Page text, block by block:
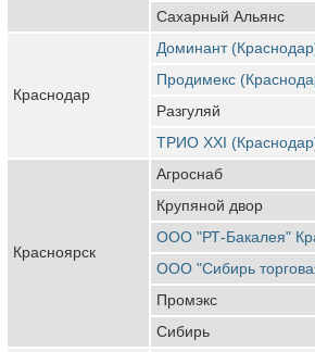
Сахарный Альянс
Краснодар
Доминант
Продимекс
Разгуляй
ТРИО XXI
Красноярск
Агроснаб
Крупяной двор
ООО "РТ-Бакалея"
ООО "Сибирь
Промэкс
Сибирь